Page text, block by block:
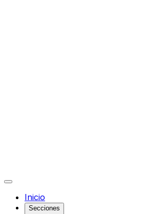
Inicio
Secciones